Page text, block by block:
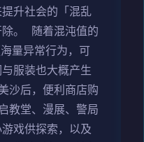
升社会的「混乱
除。 随着混沌值的
量异常行为，可
服装也大概产生
沙后，便利商店购
教堂、漫展、警局
戏供探索，以及